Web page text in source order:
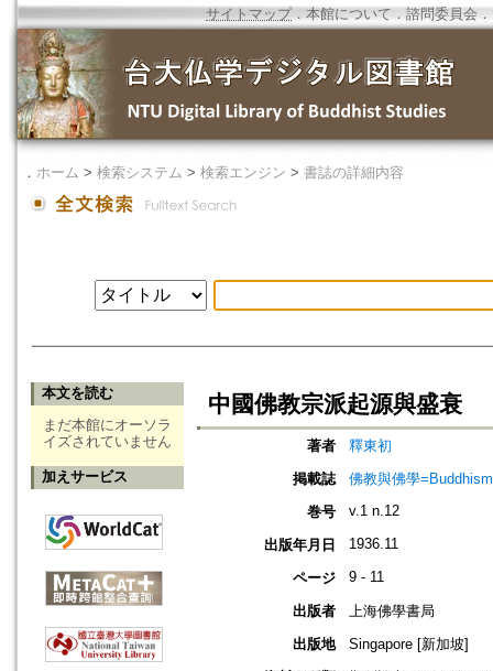
サイトマップ．本館について ． 諮問委員会 ．
． ホーム > 検索システム > 検索エンジン > 書誌の詳細内容
本文を読む
まだ本館にオーソラ
イズされていません
加えサービス
中國佛教宗派起源與盛衰
著者
釋東初
掲載誌
佛教與佛學
巻号
v.1 n.12
出版年月日 1936.11
ページ 9 - 11
出版者
上海佛學書局
出版地
Singapore [新加坡]